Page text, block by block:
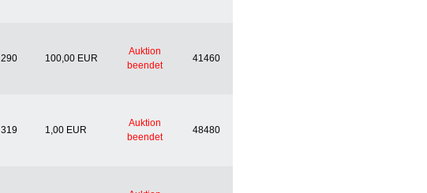
290 100,00 EUR
Auktion
beendet
41460
319 1,00 EUR
Auktion
beendet
48480